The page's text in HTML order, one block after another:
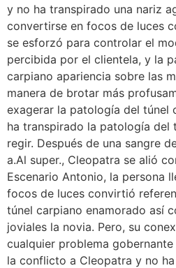
y no ha transpirado una nariz
convertirse en focos de luces
se esforzó para controlar el
percibida por el clientela, y la
carpiano apariencia sobre las
manera de brotar más
exagerar la patologí­a del túnel
ha transpirado la patologí­a del
regir. Después de una sangre
a.Al super., Cleopatra se alió
Escenario Antonio, la persona
focos de luces convirtió
túnel carpiano enamorado así­
joviales la novia. Pero, su
cualquier problema
la conflicto a Cleopatra y no